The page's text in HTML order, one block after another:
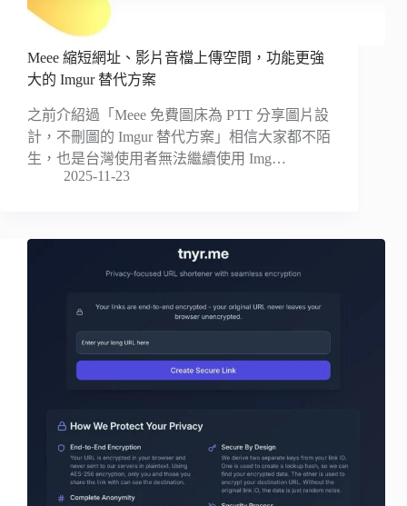
Meee 縮短網址、影片音檔上傳空間，功能更強
大的 Imgur 替代方案
之前介紹過「Meee 免費圖床為 PTT 分享圖片設
計，不刪圖的 Imgur 替代方案」相信大家都不陌
生，也是台灣使用者無法繼續使用 Img…
2025-11-23